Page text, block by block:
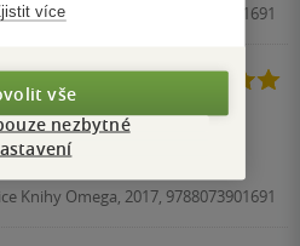
Knihy Omega, 2017, 9788073901691
Knihy Omega, 2017, 9788073901691
více
vše
nezbytné